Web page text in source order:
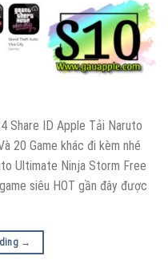
Share ID Apple Tải Naruto
20 Game khác đi kèm nhé
Ultimate Ninja Storm Free
siêu HOT gần đây được
→